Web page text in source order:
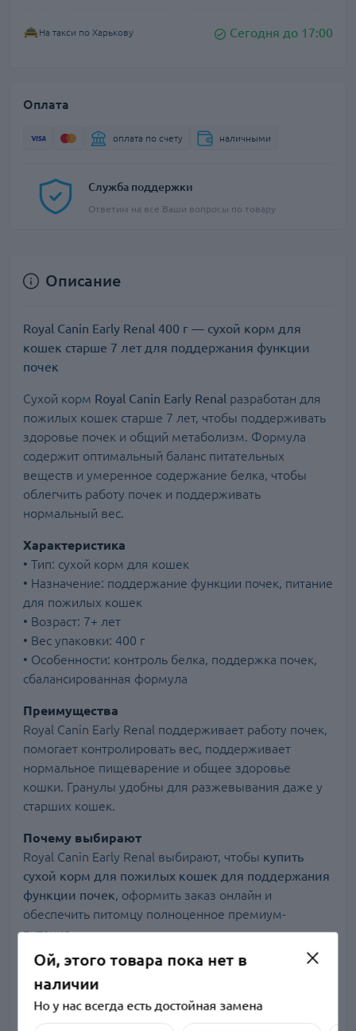
На такси по Харькову Сегодня до 17:00
Оплата
оплата по счету наличными
Служба поддержки
Ответим на все Ваши вопросы по товару
Описание
Royal Canin Early Renal 400 г — сухой корм для
кошек старше 7 лет для поддержания функции
почек
Сухой корм Royal Canin Early Renal разработан для
пожилых кошек старше 7 лет, чтобы поддерживать
здоровье почек и общий метаболизм. Формула
содержит оптимальный баланс питательных
веществ и умеренное содержание белка, чтобы
облегчить работу почек и поддерживать
нормальный вес.
Характеристика
• Тип: сухой корм для кошек
• Назначение: поддержание функции почек, питание
для пожилых кошек
• Возраст: 7+ лет
• Вес упаковки: 400 г
• Особенности: контроль белка, поддержка почек,
сбалансированная формула
Преимущества
Royal Canin Early Renal поддерживает работу почек,
помогает контролировать вес, поддерживает
нормальное пищеварение и общее здоровье
кошки. Гранулы удобны для разжевывания даже у
старших кошек.
Почему выбирают
Royal Canin Early Renal выбирают, чтобы купить
сухой корм для пожилых кошек для поддержания
функции почек, оформить заказ онлайн и
обеспечить питомцу полноценное премиум-
питание.
Состав
Мясо и продукты животного происхождения, злаки,
Ой, этого товара пока нет в
наличии
Но у нас всегда есть достойная замена